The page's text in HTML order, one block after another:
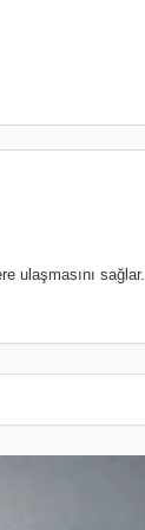
ulaşmasını sağlar.